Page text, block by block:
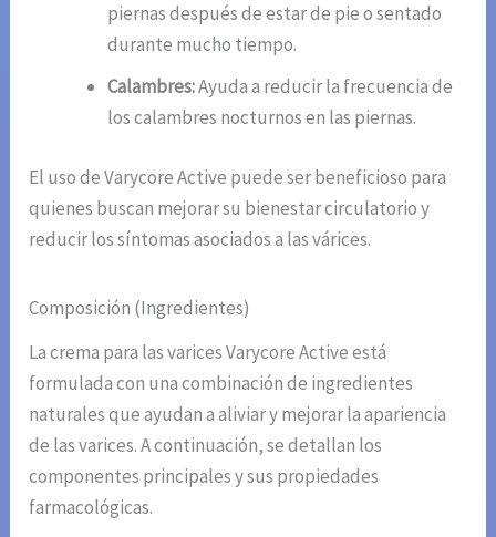
piernas después de estar de pie o sentado
durante mucho tiempo.
Calambres:Ayuda a reducir la frecuencia de
los calambres nocturnos en las piernas.
El uso de Varycore Active puede ser beneficioso para
quienes buscan mejorar su bienestar circulatorio y
reducir los síntomas asociados a las várices.
Composición (Ingredientes)
La crema para las varices Varycore Active está
formulada con una combinación de ingredientes
naturales que ayudan a aliviar y mejorar la apariencia
de las varices. A continuación, se detallan los
componentes principales y sus propiedades
farmacológicas.